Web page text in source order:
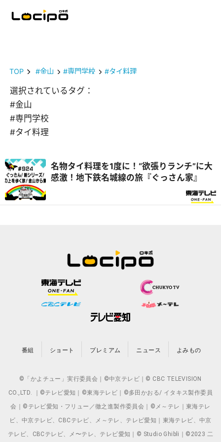
TOP #金山 #専門学校 #タイ料理
選択されているタグ：
#金山
#専門学校
#タイ料理
名物タイ料理を1度に！“欲張りランチ”に大
感激！地下鉄名城線の旅『ぐっさん家』
番組 ショート プレミアム ニュース よみもの
©「かよチュー」実行委員会｜©中京テレビ｜© CBC TELEVISION
CO.,LTD. ｜©テレビ愛知｜©東海テレビ｜©多田かおる/ イタキス製作委員
会｜©テレビ愛知・フリュー／徹之進製作委員会｜©メ～テレ｜東海テレ
ビ、中京テレビ、CBCテレビ、メ～テレ、テレビ愛知｜東海テレビ、中京
テレビ、CBCテレビ、メ〜テレ、テレビ愛知｜© Studio Ghibli｜©2023 二